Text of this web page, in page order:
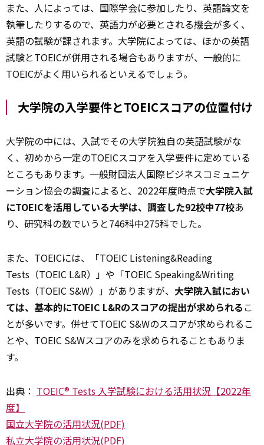
また、人によっては、国際学会に参加したり、英語論文を
執筆したりするので、英語力が必要とされる機会が多く、
英語の試験が課されます。大学院によっては、ほかの英語
試験とTOEICが併用される場合もありますが、一般的に
TOEICがよく用いられるといえるでしょう。
大学院の入学要件とTOEICスコアの位置付け
大学院の中には、入試でその大学院独自の英語試験がな
く、初めから一定のTOEICスコアを入学要件に定めている
ところもあります。一般財団法人国際ビジネスコミュニケ
ーション協会の調査によると、2022年度時点で大学院入試
にTOEICを活用している大学は、調査した92校中77校あ
り、研究科の数でいうと746科中275科でした。
また、TOEICには、「TOEIC Listening&Reading
Tests（TOEIC L&R）」や「TOEIC Speaking&Writing
Tests（TOEIC S&W）」がありますが、 大学院入試におい
ては、基本的にTOEIC L&Rのスコアの提出が求められるこ
とが多いです。併せてTOEIC S&Wのスコアが求められるこ
とや、TOEIC S&Wスコアのみを求められることもありま
す。
出典： TOEIC® Tests 入学試験における活用状況【2022年
度】
国立大学院の活用状況(PDF)
私立大学院の活用状況(PDF)